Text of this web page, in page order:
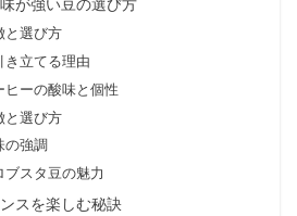
が強い豆の選び方
と選び方
き立てる理由
ヒーの酸味と個性
と選び方
の強調
ブスタ豆の魅力
スを楽しむ秘訣